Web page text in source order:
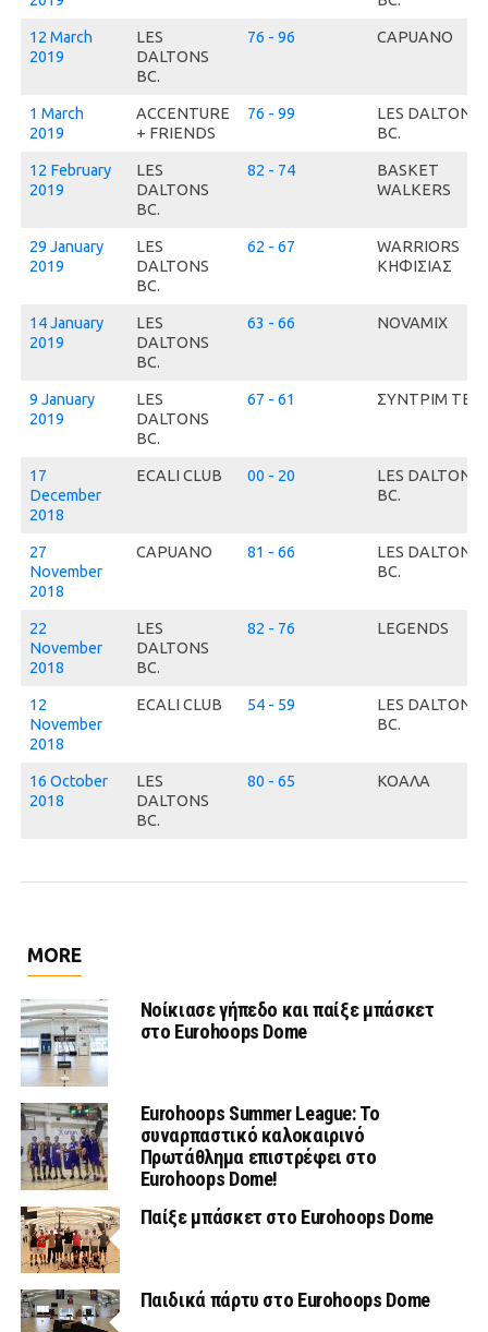
12 March
2019
LES
DALTONS
BC.
76 - 96 CAPUANO
1 March
2019
ACCENTURE
+ FRIENDS
76 - 99
LES DALTONS
BC.
12 February
2019
LES
DALTONS
BC.
82 - 74
BASKET
WALKERS
29 January
2019
LES
DALTONS
BC.
62 - 67
WARRIORS
ΚΗΦΙΣΙΑΣ
14 January
2019
LES
DALTONS
BC.
63 - 66 NOVAMIX
9 January
2019
LES
DALTONS
BC.
67 - 61 ΣΥΝΤΡΙΜ
17
December
2018
ECALI CLUB 00 - 20
LES DALTONS
BC.
27
November
2018
CAPUANO 81 - 66
LES DALTONS
BC.
22
November
2018
LES
DALTONS
BC.
82 - 76 LEGENDS
12
November
2018
ECALI CLUB 54 - 59
LES DALTONS
BC.
16 October
2018
LES
DALTONS
BC.
80 - 65 ΚΟΑΛΑ
MORE
Νοίκιασε γήπεδο και παίξε μπάσκετ
στο Eurohoops Dome
Eurohoops Summer League: Το
συναρπαστικό καλοκαιρινό
Πρωτάθλημα επιστρέφει στο
Eurohoops Dome!
Παίξε μπάσκετ στο Eurohoops Dome
Παιδικά πάρτυ στο Eurohoops Dome